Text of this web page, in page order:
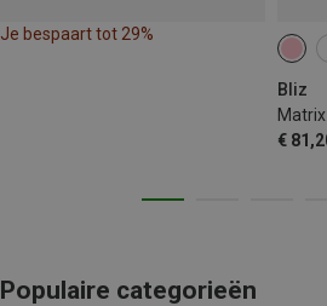
Je bespaart tot 29%
Bliz
€
Populaire categorieën